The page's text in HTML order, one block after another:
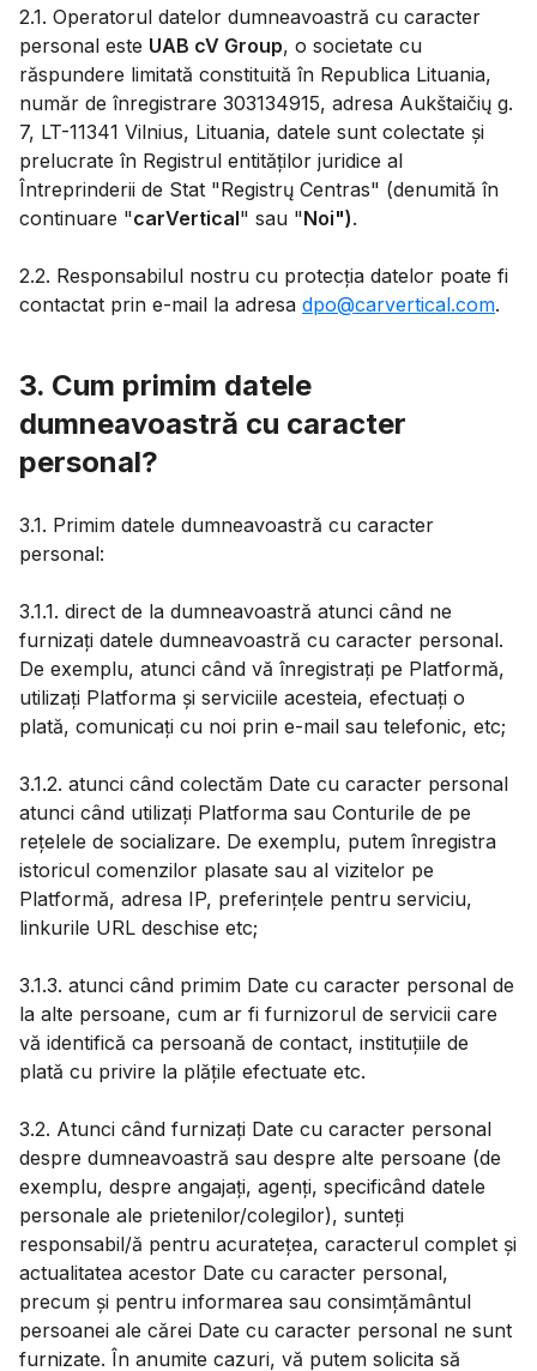
2.1. Operatorul datelor dumneavoastră cu caracter
personal este UAB cV Group, o societate cu
răspundere limitată constituită în Republica Lituania,
număr de înregistrare 303134915, adresa Aukštaičių g.
7, LT-11341 Vilnius, Lituania, datele sunt colectate și
prelucrate în Registrul entităților juridice al
Întreprinderii de Stat "Registrų Centras" (denumită în
continuare "carVertical" sau "Noi").
2.2. Responsabilul nostru cu protecția datelor poate fi
contactat prin e-mail la adresa dpo@carvertical.com.
3. Cum primim datele
dumneavoastră cu caracter
personal?
3.1. Primim datele dumneavoastră cu caracter
personal:
3.1.1. direct de la dumneavoastră atunci când ne
furnizați datele dumneavoastră cu caracter personal.
De exemplu, atunci când vă înregistrați pe Platformă,
utilizați Platforma și serviciile acesteia, efectuați o
plată, comunicați cu noi prin e-mail sau telefonic, etc;
3.1.2. atunci când colectăm Date cu caracter personal
atunci când utilizați Platforma sau Conturile de pe
rețelele de socializare. De exemplu, putem înregistra
istoricul comenzilor plasate sau al vizitelor pe
Platformă, adresa IP, preferințele pentru serviciu,
linkurile URL deschise etc;
3.1.3. atunci când primim Date cu caracter personal de
la alte persoane, cum ar fi furnizorul de servicii care
vă identifică ca persoană de contact, instituțiile de
plată cu privire la plățile efectuate etc.
3.2. Atunci când furnizați Date cu caracter personal
despre dumneavoastră sau despre alte persoane (de
exemplu, despre angajați, agenți, specificând datele
personale ale prietenilor/colegilor), sunteți
responsabil/ă pentru acuratețea, caracterul complet și
actualitatea acestor Date cu caracter personal,
precum și pentru informarea sau consimțământul
persoanei ale cărei Date cu caracter personal ne sunt
furnizate. În anumite cazuri, vă putem solicita să